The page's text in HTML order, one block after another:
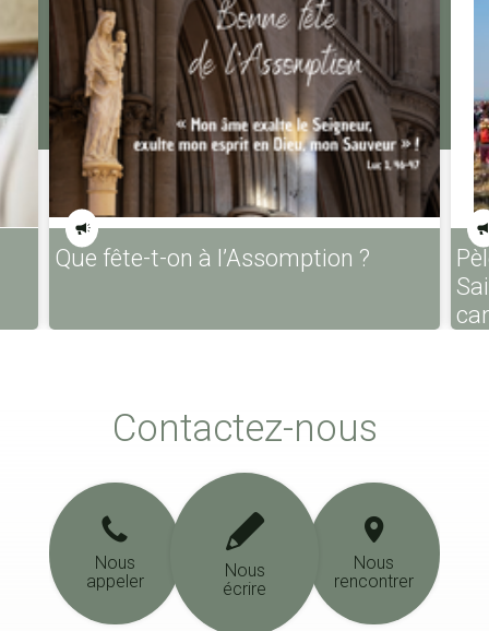
Que fête-t-on à l’Assomption ?
Contactez-nous
Nous
appeler
Nous
écrire
Nous
rencontrer